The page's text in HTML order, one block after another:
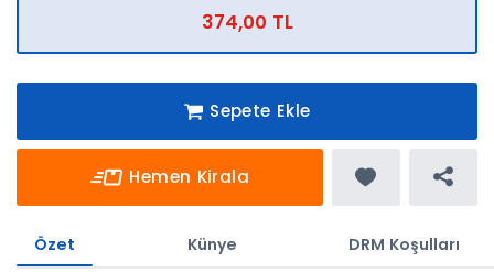
374,00 TL
Sepete Ekle
Hemen Kirala
Özet Künye DRM Koşulları